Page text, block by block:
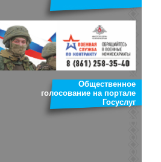
Общественное
голосование на портале
Госуслуг